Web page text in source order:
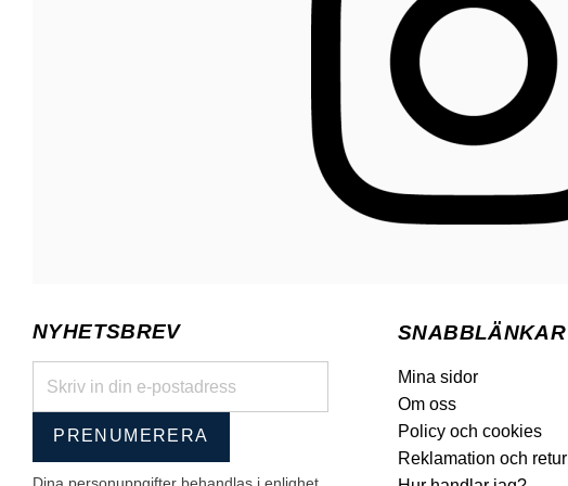
NYHETSBREV
PRENUMERERA
SNABBLÄNKAR
Mina sidor
Om oss
Policy och cookies
Reklamation och retur